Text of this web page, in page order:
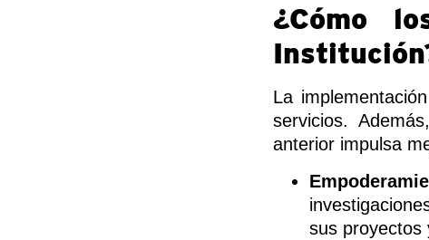
¿Cómo
La
servicios.
anterior impulsa
sus proyectos